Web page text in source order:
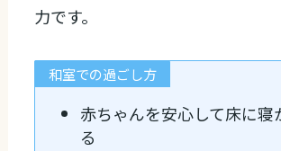
力です。
和室での過ごし方
赤ちゃんを安心して床に寝
る